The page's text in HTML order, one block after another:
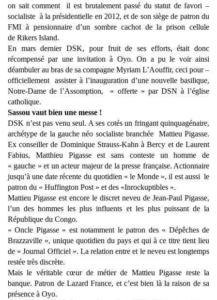
on sait comment il est brutalement passé du statut de favori –
socialiste à la présidentielle en 2012, et de son siège de patron du
FMI à pensionnaire d’un sombre cachot de la prison cellule
de Rikers Island.
En mars dernier DSK, pour fruit de ses efforts, était donc
récompensé par une invitation à Oyo. On a pu le voir ainsi
déambuler au bras de sa compagne Myriam L’Aouffir, ceci pour –
officiellement assister à l’inauguration d’une nouvelle basilique,
Notre-Dame de l’Assomption, « offerte » par DSN à l’église
catholique.
Sassou vaut bien une messe !
DSK n’est pas venu seul. A ses cotés un fringant quinquagénaire,
archétype de la gauche néo socialiste branchée Mattieu Pigasse.
Ex conseiller de Dominique Strauss-Kahn à Bercy et de Laurent
Fabius, Matthieu Pigasse est sans conteste un homme de
« gauche » et un acteur majeur de la presse française. Actionnaire
jusqu’à une date récente du quotidien « le Monde », il est aussi le
patron du « Huffington Post » et des «Inrockuptibles ».
Mattieu Pigasse est encore le discret neveu de Jean-Paul Pigasse,
l’un des hommes les plus influents et les plus puissant de la
République du Congo.
« Oncle Pigasse » est notamment le patron des « Dépêches de
Brazzaville », unique quotidien du pays et qui à ce titre tient lieu
de « Journal Officiel ». La relation entre et le neveu est longtemps
restée très discrète.
Mais le véritable cœur de métier de Mattieu Pigasse reste la
banque. Patron de Lazard France, et c’est bien là la raison de sa
présence à Oyo.